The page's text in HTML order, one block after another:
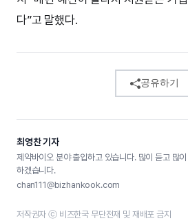
다”고 말했다.
공유하기
최영찬 기자
제약바이오 분야 출입하고 있습니다. 많이 듣고 많
하겠습니다.
chan111@bizhankook.com
저작권자 ⓒ 비즈한국 무단전재 및 재배포 금지